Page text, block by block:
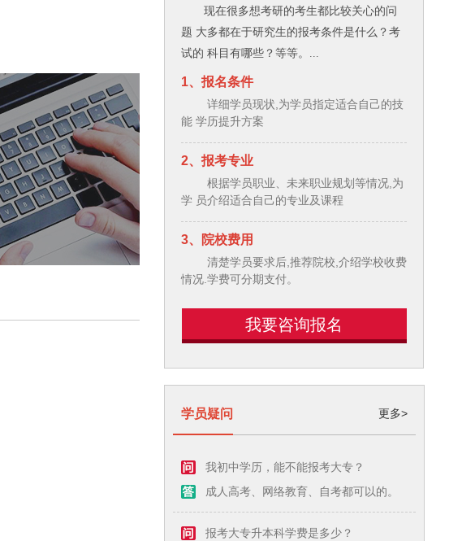
现在很多想考研的考生都比较关心的问
题 大多都在于研究生的报考条件是什么？考
试的 科目有哪些？等等。...
1、报名条件
详细学员现状,为学员指定适合自己的技
能 学历提升方案
2、报考专业
根据学员职业、未来职业规划等情况,为
学 员介绍适合自己的专业及课程
3、院校费用
清楚学员要求后,推荐院校,介绍学校收费
情况.学费可分期支付。
我要咨询报名
学员疑问 更多>
我初中学历，能不能报考大专？
成人高考、网络教育、自考都可以的。
报考大专升本科学费是多少？